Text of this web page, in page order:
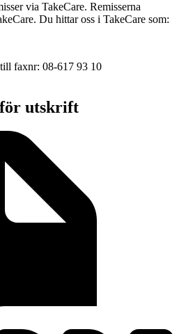
via TakeCare. Remisserna
Du hittar oss i TakeCare som:
faxnr: 08-617 93 10
utskrift